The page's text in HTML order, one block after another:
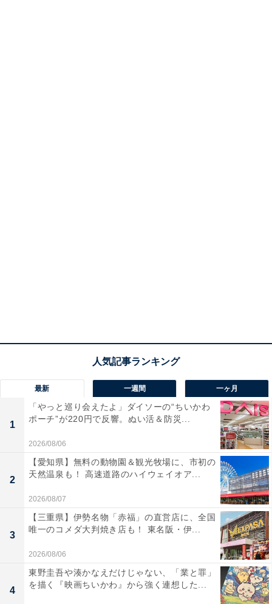
最新 一週間 一ヶ月
1
「やっと巡り会えたよ」ダイソーの“ちいかわ
ポーチ”が220円で反響。ぬい活＆防災...
2026/08/06
2
【愛知県】無料の動物園＆観光牧場に、市初の
天然温泉も！ 高速道路のハイウェイオア...
2026/08/07
3
【三重県】伊勢名物「赤福」の直営店に、全国
唯一のコメダ大判焼き店も！ 東名阪・伊...
2026/08/06
4
東野圭吾や湊かなえだけじゃない、「業と罪」
を描く『映画ちいかわ』から強く連想した...